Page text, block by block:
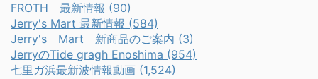
FROTH 最新情報 (90)
Jerry's Mart 最新情報 (584)
Jerry's Mart 新商品のご案内 (3)
JerryのTide gragh Enoshima (954)
七里ガ浜最新波情報動画 (1,524)